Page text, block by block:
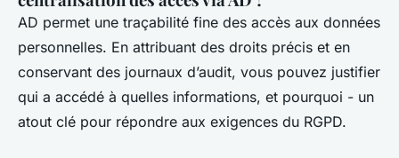
AD permet une traçabilité fine des accès aux données
personnelles. En attribuant des droits précis et en
conservant des journaux d’audit, vous pouvez justifier
qui a accédé à quelles informations, et pourquoi - un
atout clé pour répondre aux exigences du RGPD.